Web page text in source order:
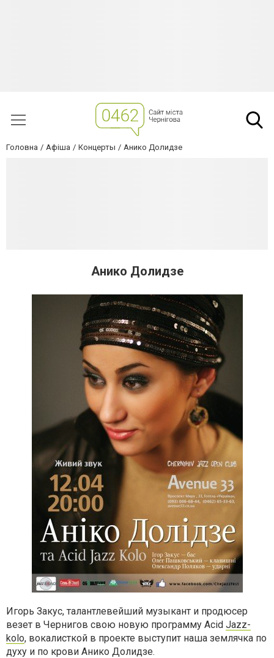
Головна Афіша Концерты Анико Долидзе
Анико Долидзе
Игорь Закус, талантлевейший музыкант и продюсер
везет в Чернигов свою новую программу Acid Jazz-
kolo, вокалисткой в проекте выступит наша землячка по
духу и по крови Анико Долидзе.